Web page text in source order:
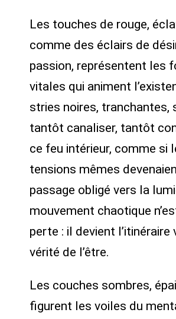
Les touches de rouge,
comme des éclairs de
passion, représentent les
vitales qui animent
stries noires, tranchantes,
tantôt canaliser, tantôt
ce feu intérieur, comme si
tensions mêmes
passage obligé vers la
mouvement chaotique
perte : il devient l’itinéraire
vérité de l’être.
Les couches sombres,
figurent les voiles du